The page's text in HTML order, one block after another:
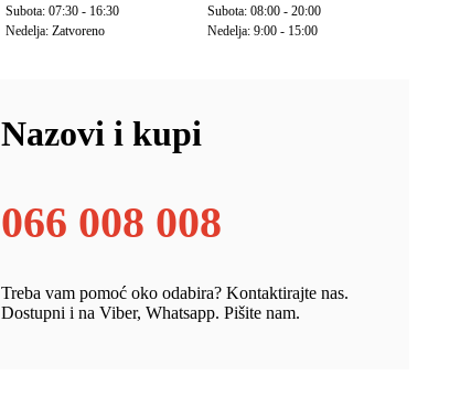
Subota: 07:30 - 16:30
Nedelja: Zatvoreno
Subota: 08:00 - 20:00
Nedelja: 9:00 - 15:00
Nazovi i kupi
066 008 008
Treba vam pomoć oko odabira? Kontaktirajte nas.
Dostupni i na Viber, Whatsapp. Pišite nam.